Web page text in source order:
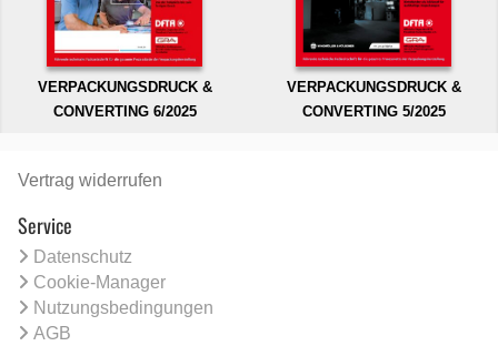
VERPACKUNGSDRUCK &
CONVERTING 6/2025
VERPACKUNGSDRUCK &
CONVERTING 5/2025
Vertrag widerrufen
Service
Datenschutz
Cookie-Manager
Nutzungsbedingungen
AGB